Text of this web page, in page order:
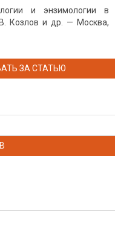
и энзимологии в
Козлов и др. — Москва,
ЗА СТАТЬЮ